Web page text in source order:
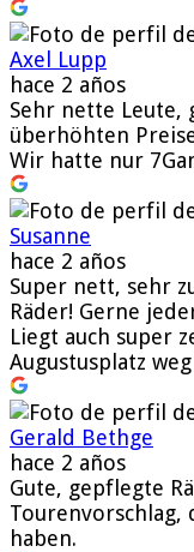
Axel Lupp
hace 2 años
Sehr nette Leute,
überhöhten
Wir hatte nur
Susanne
hace 2 años
Super nett, sehr
Räder! Gerne
Liegt auch super
Augustusplatz
Gerald Bethge
hace 2 años
Gute, gepflegte
Tourenvorschlag,
haben.